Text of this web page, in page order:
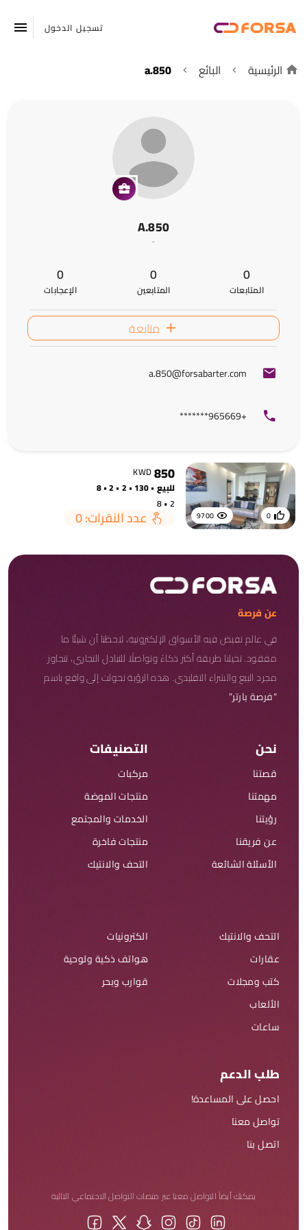
تسجيل الدخول
الرئيسية البائع a.850
A.850
-
0
المتابعات
0
المتابعين
0
الإعجابات
متابعة
a.850@forsabarter.com
+965669*******
9700 0
850
KWD
للبيع • 130 • 2 • 2 • 8
2 • 8
عدد النقرات: 0
عن فرصة
في عالم تفيض فيه الأسواق الإلكترونية، لاحظنا أن شيئًا ما
مفقود. تخيلنا طريقة أكثر ذكاءً وتواصلًا للتبادل التجاري، تتجاوز
مجرد البيع والشراء التقليدي. هذه الرؤية تحولت إلى واقع باسم
“فرصة بارتر”
نحن
قصتنا
مهمتنا
رؤيتنا
عن فريقنا
الأسئلة الشائعة
التصنيفات
مركبات
منتجات الموضة
الخدمات والمجتمع
منتجات فاخرة
التحف والانتيك
التحف والانتيك
عقارات
كتب ومجلات
الألعاب
ساعات
الكترونيات
هواتف ذكية ولوحية
قوارب وبحر
طلب الدعم
احصل على المساعدة!
تواصل معنا
اتصل بنا
يمكنك أيضاً التواصل معنا عبر منصات التواصل الاجتماعي التالية